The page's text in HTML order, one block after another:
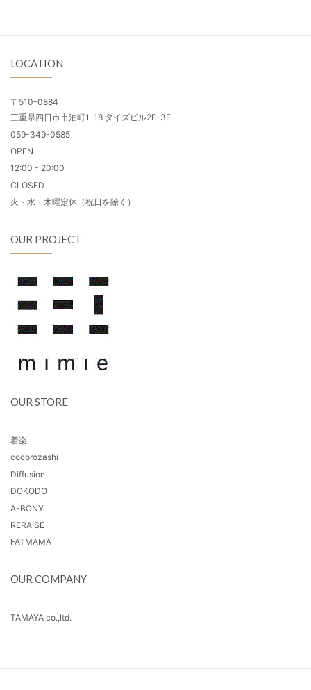
LOCATION
〒510-0884
三重県四日市市泊町1-18 タイズビル2F-3F
059-349-0585
OPEN
12:00 - 20:00
CLOSED
火・水・木曜定休（祝日を除く）
OUR PROJECT
OUR STORE
着楽
cocorozashi
Diffusion
DOKODO
A-BONY
RERAISE
FATMAMA
OUR COMPANY
TAMAYA co.,ltd.